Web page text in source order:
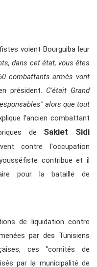
voient Bourguiba leur
dans cet état, vous êtes
combattants armés vont
président. C'était Grand
alors que tout
l’ancien combattant
de Sakiet Sidi
contre l'occupation
contribue et il
pour la bataille de
de liquidation contre
par des Tunisiens
ces "comités de
par la municipalité de